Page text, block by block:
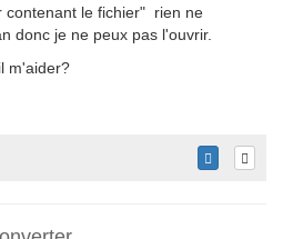
contenant le fichier" rien ne
donc je ne peux pas l'ouvrir.
m'aider?